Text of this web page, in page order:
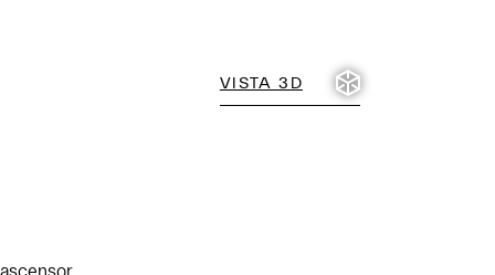
VISTA 3D